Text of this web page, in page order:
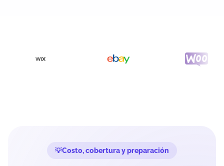
Costo, cobertura y preparación